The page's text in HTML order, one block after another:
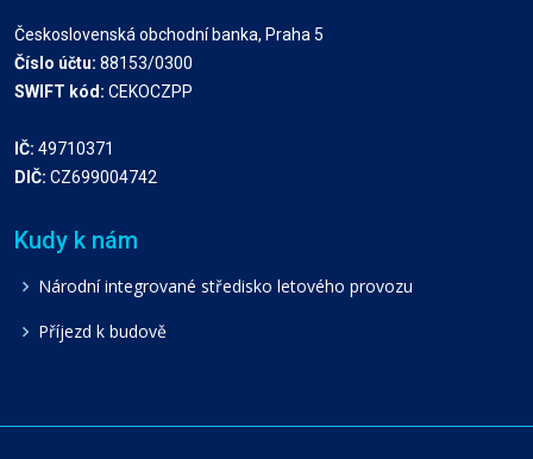
Československá obchodní banka, Praha 5
Číslo účtu: 88153/0300
SWIFT kód: CEKOCZPP
IČ: 49710371
DIČ: CZ699004742
Kudy k nám
Národní integrované středisko letového provozu
Příjezd k budově